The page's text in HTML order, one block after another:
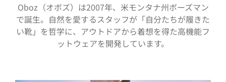
Oboz（オボズ）は2007年、米モンタナ州ボーズマン
で誕生。自然を愛するスタッフが「自分たちが履きた
い靴」を哲学に、アウトドアから着想を得た高機能フ
ットウェアを開発しています。